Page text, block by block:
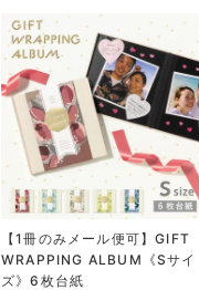
【1冊のみメール便可】GIFT
WRAPPING ALBUM《Sサイ
ズ》6枚台紙